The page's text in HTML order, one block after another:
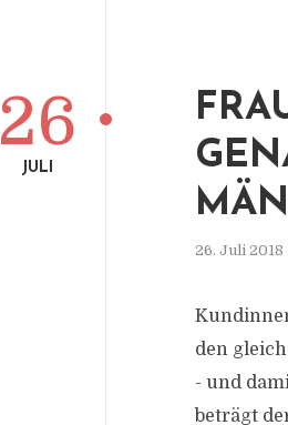
26. Juli 2018
26
JULI
den
- und
beträgt